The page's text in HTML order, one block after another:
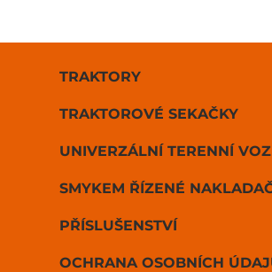
TRAKTORY
TRAKTOROVÉ SEKAČKY
UNIVERZÁLNÍ TERENNÍ
SMYKEM ŘÍZENÉ
PŘÍSLUŠENSTVÍ
OCHRANA OSOBNÍCH